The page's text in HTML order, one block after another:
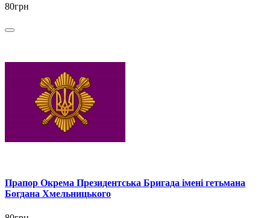
80грн
Прапор Окрема Президентська Бригада імені гетьмана
Богдана Хмельницького